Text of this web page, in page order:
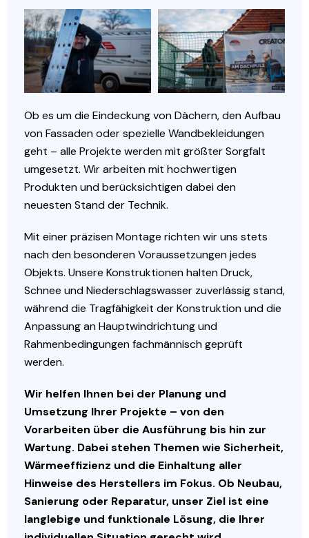
Ob es um die Eindeckung von Dächern, den Aufbau
von Fassaden oder spezielle Wandbekleidungen
geht – alle Projekte werden mit größter Sorgfalt
umgesetzt. Wir arbeiten mit hochwertigen
Produkten und berücksichtigen dabei den
neuesten Stand der Technik.
Mit einer präzisen Montage richten wir uns stets
nach den besonderen Voraussetzungen jedes
Objekts. Unsere Konstruktionen halten Druck,
Schnee und Niederschlagswasser zuverlässig stand,
während die Tragfähigkeit der Konstruktion und die
Anpassung an Hauptwindrichtung und
Rahmenbedingungen fachmännisch geprüft
werden.
Wir helfen Ihnen bei der Planung und
Umsetzung Ihrer Projekte – von den
Vorarbeiten über die Ausführung bis hin zur
Wartung. Dabei stehen Themen wie Sicherheit,
Wärmeeffizienz und die Einhaltung aller
Hinweise des Herstellers im Fokus. Ob Neubau,
Sanierung oder Reparatur, unser Ziel ist eine
langlebige und funktionale Lösung, die Ihrer